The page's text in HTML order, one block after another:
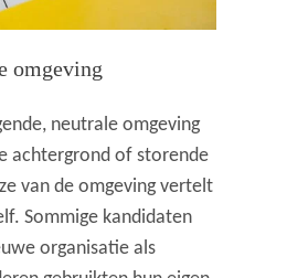
omgeving
neutrale omgeving
achtergrond of storende
van de omgeving vertelt
Sommige kandidaten
organisatie als